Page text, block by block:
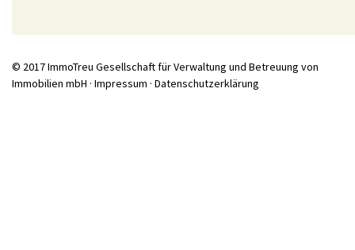
© 2017 ImmoTreu Gesellschaft für Verwaltung und Betreuung von
Immobilien mbH · Impressum · Datenschutzerklärung